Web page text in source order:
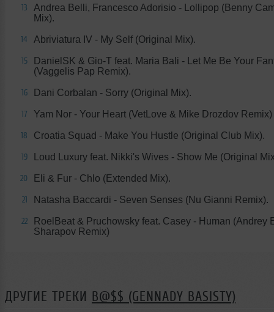
13
Andrea Belli, Francesco Adorisio - Lollipop (Benny
Mix).
14 Abriviatura IV - My Self (Original Mix).
15
DanielSK & Gio-T feat. Maria Bali - Let Me Be Your
(Vaggelis Pap Remix).
16 Dani Corbalan - Sorry (Original Mix).
17 Yam Nor - Your Heart (VetLove & Mike Drozdov Remix)
18 Croatia Squad - Make You Hustle (Original Club Mix).
19 Loud Luxury feat. Nikki's Wives - Show Me (Original
20 Eli & Fur - Chlo (Extended Mix).
21 Natasha Baccardi - Seven Senses (Nu Gianni Remix).
22
RoelBeat & Pruchowsky feat. Casey - Human (Andrey
Sharapov Remix)
ДРУГИЕ ТРЕКИ B@$$ (GENNADY BASISTY)